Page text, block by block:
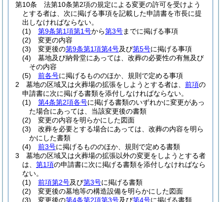
第10条
法第10条第2項の規定による変更の許可を受けよう
とする者は、次に掲げる事項を記載した申請書を市長に提
出しなければならない。
(1)
第9条第1項第1号から第3号までに掲げる事項
(2)
変更の内容
(3)
変更後の第9条第1項第4号及び第5号に掲げる事項
(4)
墓地及び納骨堂にあっては、改葬の必要性の有無及び
その内容
(5)
前各号に掲げるもののほか、規則で定める事項
2
墓地の区域又は火葬場の拡張をしようとする者は、 前項の
申請書に次に掲げる書類を添付しなければならない。
(1)
第4条第2項各号に掲げる書類のいずれかに変更があっ
た場合にあっては、当該変更後の書類
(2)
変更の内容を明らかにした図面
(3)
改葬を必要とする場合にあっては、改葬の内容を明ら
かにした書類
(4)
前3号に掲げるもののほか、規則で定める書類
3
墓地の区域又は火葬場の拡張以外の変更をしようとする者
は、 第1項の申請書に次に掲げる書類を添付しなければなら
ない。
(1)
前項第2号及び第3号に掲げる書類
(2)
変更後の墓地等の構造設備を明らかにした図面
(3)
変更後の第4条第2項第3号及び第4号に掲げる書類